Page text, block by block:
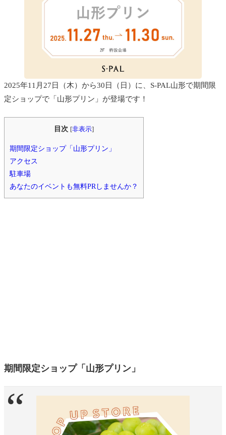
2025年11月27日（木）から30日（日）に、S-PAL山形で期間限
定ショップで「山形プリン」が登場です！
目次 [非表示]
期間限定ショップ「山形プリン」
アクセス
駐車場
あなたのイベントも無料PRしませんか？
期間限定ショップ「山形プリン」